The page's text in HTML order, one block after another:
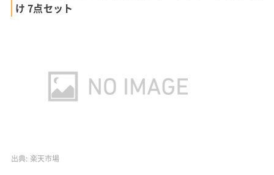
け 7点セット
出典: 楽天市場